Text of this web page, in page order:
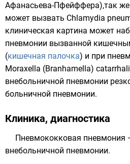
Афанасьева-Пфейффера),так
может вызвать Chlamydia
клиническая картина может
пневмонии вызванной
(кишечная палочка) и при
Moraxella (Branhamella)
внебольничной пневмонии
больничной пневмонии.
Клиника, диагностика
Пневмококковая пневмония
внебольничной пневмонии.